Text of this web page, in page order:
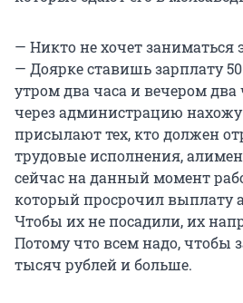
— Никто не хочет заниматься
— Доярке ставишь зарплату
утром два часа и вечером два
через администрацию
присылают тех, кто должен
трудовые исполнения,
сейчас на данный момент
который просрочил выплату
Чтобы их не посадили, их
Потому что всем надо, чтобы
тысяч рублей и больше.